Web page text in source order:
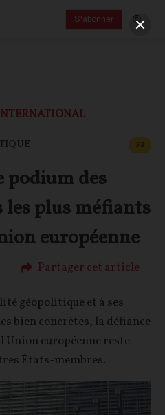
S'abonner
FP
podium des
plus méfiants
européenne
Partager cet article
géopolitique et à ses
bien concrètes, la défiance
européenne reste
États-membres.